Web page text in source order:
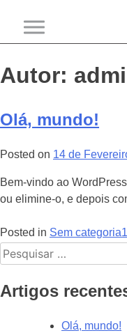
content
Wonderfood
Autor:
Olá, mundo!
Posted on 14 de
Bem-vindo ao
ou elimine-o, e depois
Posted in Sem categoria
Pesquisar
por:
Artigos
Olá, mundo!